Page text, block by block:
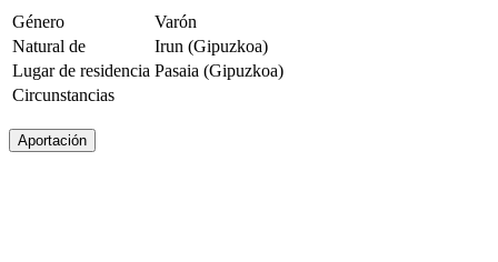
Género
Varón
Natural de
Irun (Gipuzkoa)
Lugar de residencia Pasaia (Gipuzkoa)
Circunstancias